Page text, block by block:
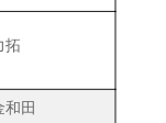
拓
和田